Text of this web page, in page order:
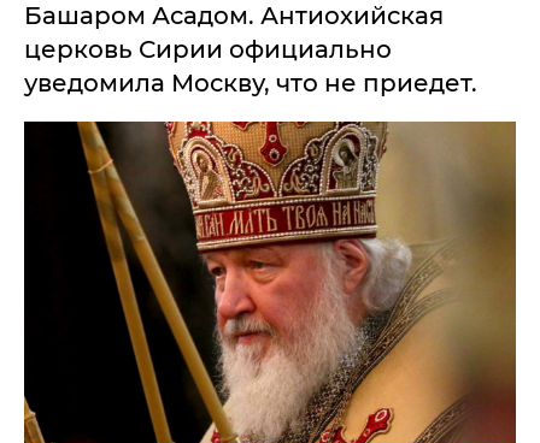
Башаром Асадом. Антиохийская
церковь Сирии официально
уведомила Москву, что не приедет.